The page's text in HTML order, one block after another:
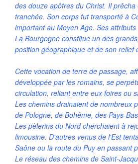
des douze apôtres du Christ. Il
tranchée. Son corps fut transporté à
important au Moyen Age. Ses
La Bourgogne constitue un des
position géographique et de son
Cette vocation de terre de passage,
développée par les romains, se
circulation, reliant entre eux foires ou
Les chemins drainaient de nombreux
de Pologne, de Bohême, des Pays-
Les pèlerins du Nord cherchaient à
limousine. D'autres venus de l'Est
Saône ou la route du Puy en passant
Le réseau des chemins de Saint-